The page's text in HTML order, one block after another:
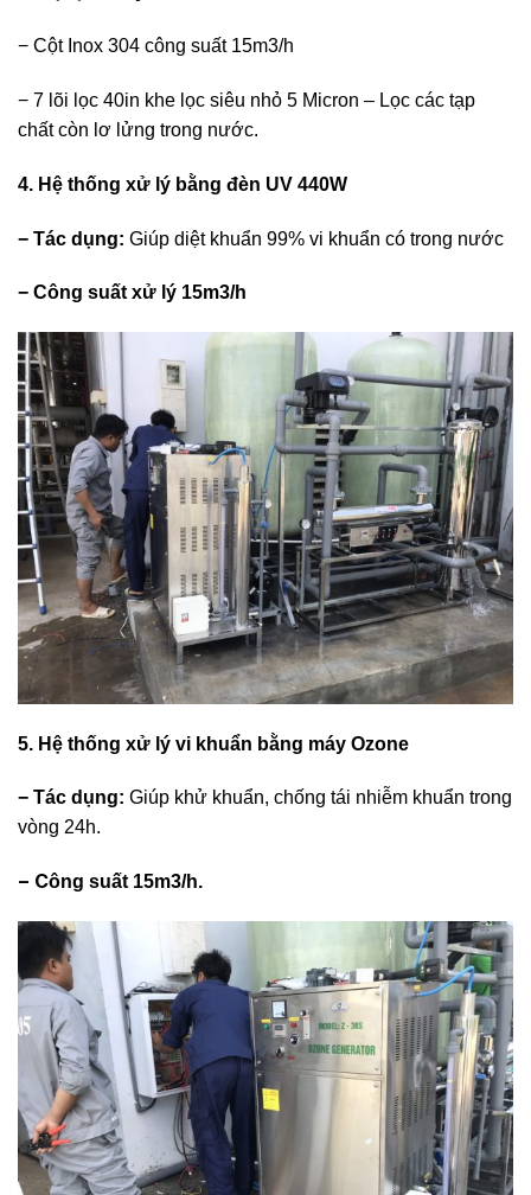
− Cột Inox 304 công suất 15m3/h
− 7 lõi lọc 40in khe lọc siêu nhỏ 5 Micron – Lọc các tạp
chất còn lơ lửng trong nước.
4. Hệ thống xử lý bằng đèn UV 440W
− Tác dụng: Giúp diệt khuẩn 99% vi khuẩn có trong nước
− Công suất xử lý 15m3/h
5. Hệ thống xử lý vi khuẩn bằng máy Ozone
− Tác dụng: Giúp khử khuẩn, chống tái nhiễm khuẩn trong
vòng 24h.
− Công suất 15m3/h.